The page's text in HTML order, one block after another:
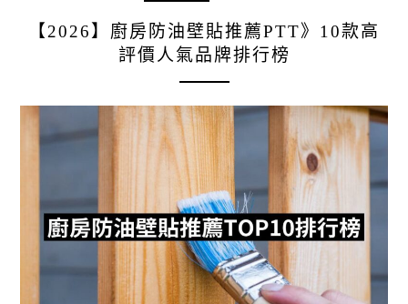
【2026】廚房防油壁貼推薦PTT》10款高
評價人氣品牌排行榜